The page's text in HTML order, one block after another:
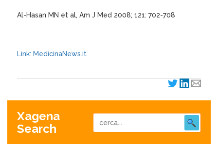
Al-Hasan MN et al, Am J Med 2008; 121: 702-708
Link: MedicinaNews.it
Xagena
Search